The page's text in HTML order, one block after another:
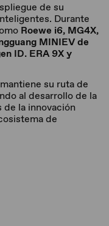
de su
Durante
Roewe i6, MG4X,
MINIEV de
ID. ERA 9X y
su ruta de
al desarrollo de la
la innovación
de